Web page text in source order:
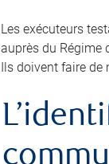
Les exécuteurs
auprès du Régime
Ils doivent faire